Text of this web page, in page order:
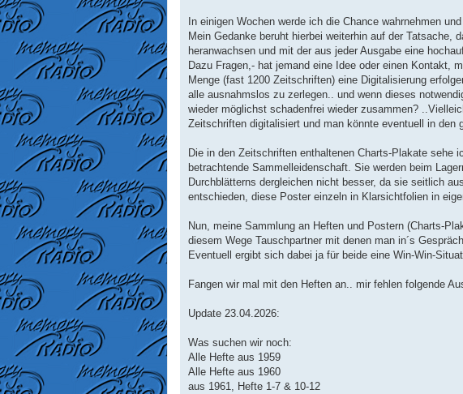
In einigen Wochen werde ich die Chance wahrnehmen
Mein Gedanke beruht hierbei weiterhin auf der Tatsache,
heranwachsen und mit der aus jeder Ausgabe eine
Dazu Fragen,- hat jemand eine Idee oder einen Kontakt,
Menge (fast 1200 Zeitschriften) eine Digitalisierung
alle ausnahmslos zu zerlegen.. und wenn dieses
wieder möglichst schadenfrei wieder zusammen?
Zeitschriften digitalisiert und man könnte eventuell in den
Die in den Zeitschriften enthaltenen Charts-Plakate sehe
betrachtende Sammelleidenschaft. Sie werden beim
Durchblätterns dergleichen nicht besser, da sie seitlich
entschieden, diese Poster einzeln in Klarsichtfolien in
Nun, meine Sammlung an Heften und Postern (Charts-
diesem Wege Tauschpartner mit denen man in´s
Eventuell ergibt sich dabei ja für beide eine Win-Win-
Fangen wir mal mit den Heften an.. mir fehlen folgende
Update 23.04.2026:
Was suchen wir noch:
Alle Hefte aus 1959
Alle Hefte aus 1960
aus 1961, Hefte 1-7 & 10-12